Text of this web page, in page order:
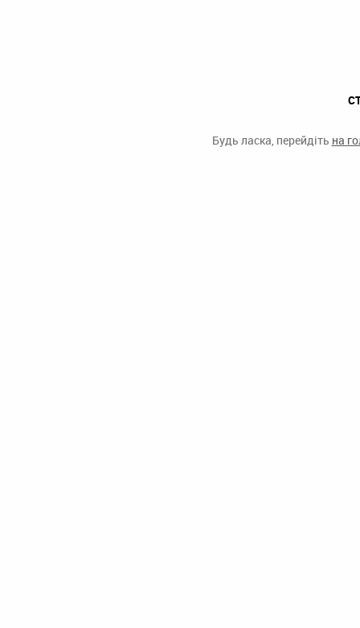
Будь ласка, перейдіть на